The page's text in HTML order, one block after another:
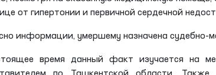
от гипертонии и первичной сердечной
информации, умершему назначена судебно-
время данный факт изучается на